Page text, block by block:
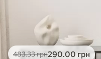
483.33грн290.00 грн